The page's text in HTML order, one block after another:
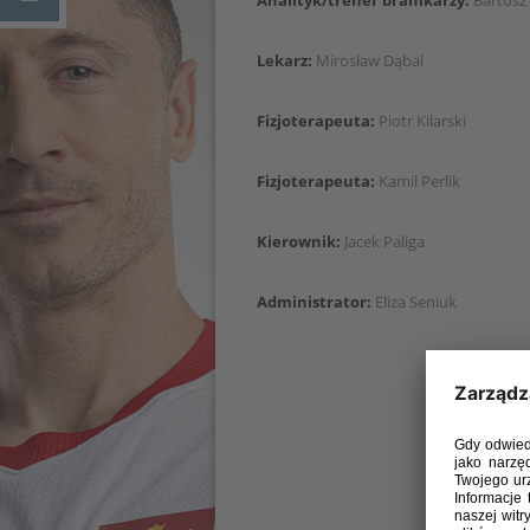
Lekarz: Mirosław Dąbal
Fizjoterapeuta: Piotr Kilarski
Fizjoterapeuta: Kamil Perlik
Kierownik: Jacek Paliga
Administrator: Eliza Seniuk